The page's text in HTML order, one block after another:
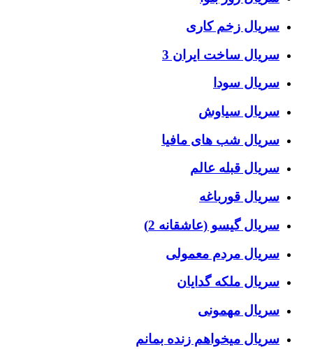
سریال زخم کاری
سریال ساخت ایران 3
سریال سودا
سریال سیاوش
سریال شب های مافیا
سریال قبله عالم
سریال قورباغه
سریال گیسو (عاشقانه 2)
سریال مردم معمولی
سریال ملکه گدایان
سریال مهمونی
سریال میخواهم زنده بمانم